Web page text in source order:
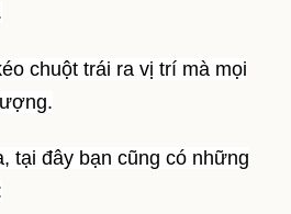
chuột trái ra vị trí mà mọi
tại đây bạn cũng có những